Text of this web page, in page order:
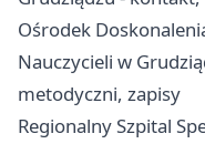
Ośrodek
Nauczycieli w
metodyczni, zapisy
Regionalny Szpital